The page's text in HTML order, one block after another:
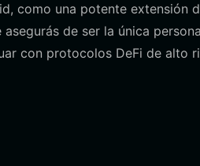
como una potente extensión
de ser la única
con protocolos DeFi de alto